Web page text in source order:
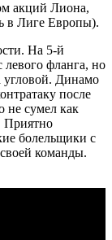
акций Лиона,
в Лиге Европы).
На 5-й
фланга, но
угловой. Динамо
после
не сумел как
Приятно
болельщики с
команды.